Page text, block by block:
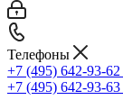
Телефоны
+7 (495) 642-93-62
+7 (495) 642-93-63